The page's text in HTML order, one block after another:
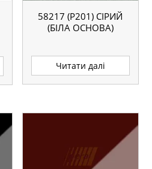
58217 (P201) СІРИЙ
(БІЛА ОСНОВА)
Читати далі